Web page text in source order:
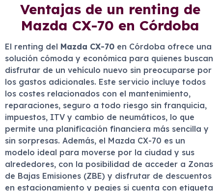
Ventajas de un renting de
Mazda CX-70 en Córdoba
El renting del Mazda CX-70 en Córdoba ofrece una
solución cómoda y económica para quienes buscan
disfrutar de un vehículo nuevo sin preocuparse por
los gastos adicionales. Este servicio incluye todos
los costes relacionados con el mantenimiento,
reparaciones, seguro a todo riesgo sin franquicia,
impuestos, ITV y cambio de neumáticos, lo que
permite una planificación financiera más sencilla y
sin sorpresas. Además, el Mazda CX-70 es un
modelo ideal para moverse por la ciudad y sus
alrededores, con la posibilidad de acceder a Zonas
de Bajas Emisiones (ZBE) y disfrutar de descuentos
en estacionamiento y peajes si cuenta con etiqueta